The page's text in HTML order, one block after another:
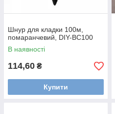
Шнур для кладки 100м,
помаранчевий, DIY-BC100
В наявності
114,60 ₴
Купити